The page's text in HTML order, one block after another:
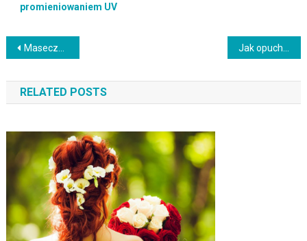
promieniowaniem UV
Nawigacja
wpisu
Maseczka z aspiryny – skuteczność, przygotowanie i efekty działania
RELATED POSTS